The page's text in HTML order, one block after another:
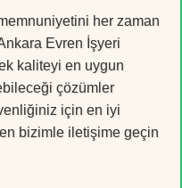
her zaman
Evren İşyeri
kaliteyi en uygun
çözümler
için en iyi
bizimle iletişime geçin